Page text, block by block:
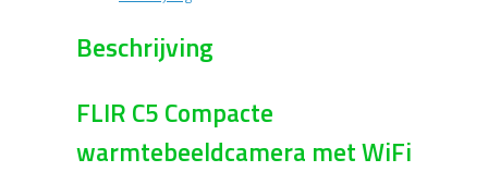
Beschrijving
FLIR C5 Compacte
warmtebeeldcamera met WiFi